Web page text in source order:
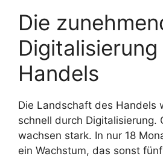
Die
Handels
Die Landschaft des Handels
schnell durch Digitalisierung.
wachsen stark. In nur 18
ein Wachstum, das sonst